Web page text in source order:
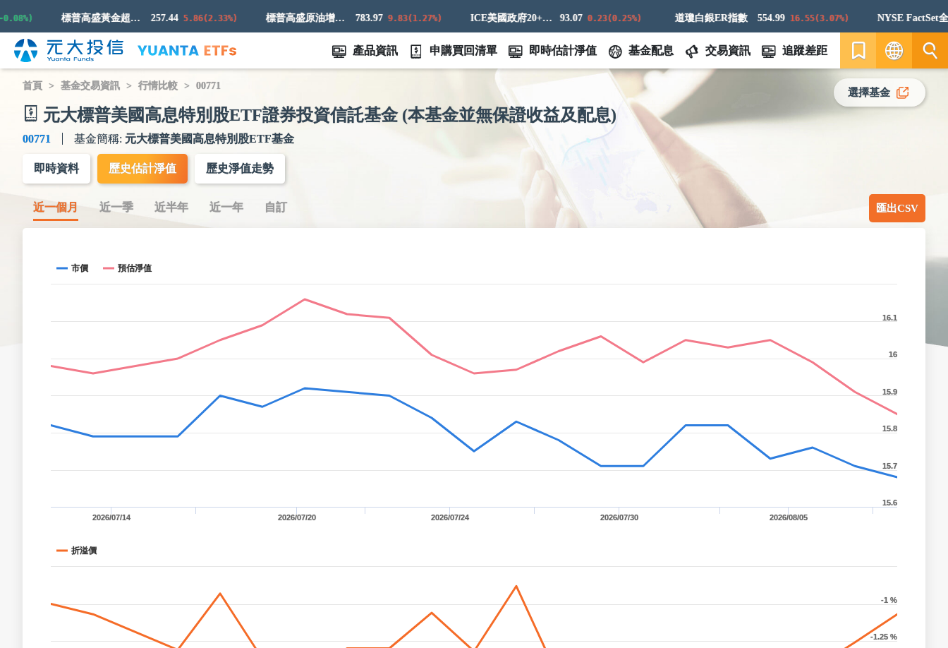
標普高盛黃金超額回報指數 257.44 5.86(2.33%) 標普高盛原油增強超額回報指數 783.97 9.83(1.27%) ICE美國政府20+年期債券指數 93.07 0.23(0.25%) 道瓊白銀ER指數 554.99 16.55(3.07%) NYSE FactSet全球航太與防衛科技指數
產品資訊 申購買回清單 即時估計淨值 基金配息 交易資訊 追蹤差距
繁
首頁 基金交易資訊 行情比較 00771
元大標普美國高息特別股ETF證券投資信託基金 (本基金並無保證收益及配息)
00771 基金簡稱: 元大標普美國高息特別股ETF基金
選擇基金
即時資料 歷史估計淨值 歷史淨值走勢
近一個月 近一季 近半年 近一年 自訂 匯出CSV
市價 預估淨值
2026/07/14 2026/07/20 2026/07/24 2026/07/30 2026/08/05
15.6
15.7
15.8
15.9
16
16.1
折溢價
-1.25 %
-1 %